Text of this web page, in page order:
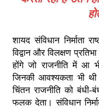
शायद संविधान निर्माता
विद्वान और विलक्षण
होंगे जो राजनीति में आ
जिनकी आवश्यकता भी
चिंतन राजनीति को
फलक देता। संविधान